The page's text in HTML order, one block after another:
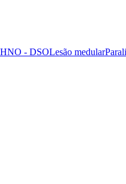
HNO - DSOLesão medular